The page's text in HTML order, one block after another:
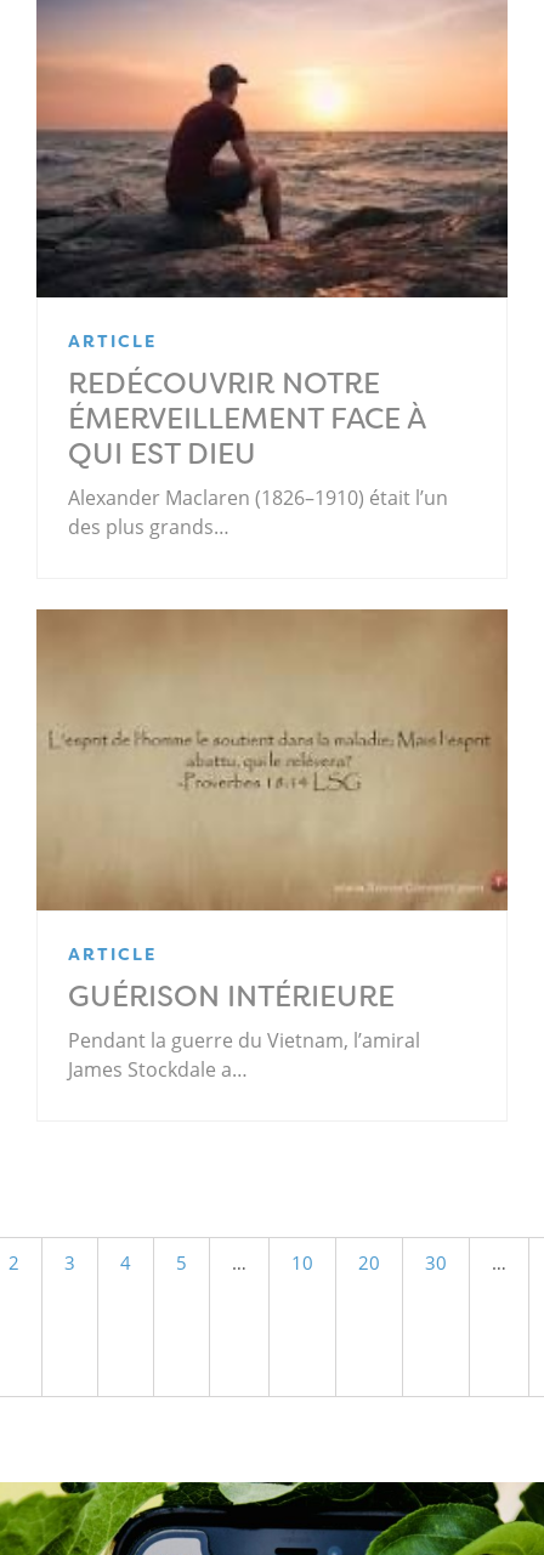
ARTICLE
REDÉCOUVRIR NOTRE
ÉMERVEILLEMENT FACE À
QUI EST DIEU
Alexander Maclaren (1826–1910) était l’un
des plus grands…
ARTICLE
GUÉRISON INTÉRIEURE
Pendant la guerre du Vietnam, l’amiral
James Stockdale a…
2 3 4 5 … 10 20 30 …